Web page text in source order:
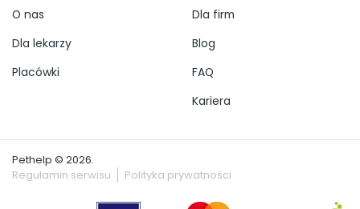
O nas
Dla lekarzy
Placówki
Dla firm
Blog
FAQ
Kariera
Pethelp © 2026.
Regulamin serwisu
Polityka prywatności